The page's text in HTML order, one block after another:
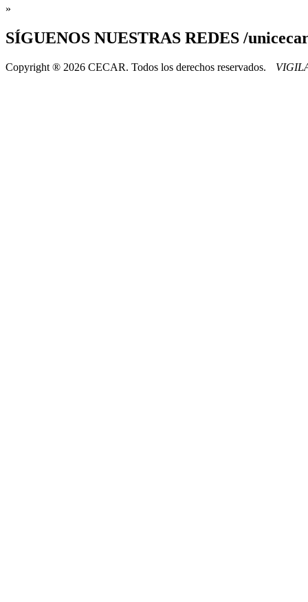
»
SÍGUENOS NUESTRAS REDES /
Copyright ® 2026 CECAR. Todos los derechos reservados.